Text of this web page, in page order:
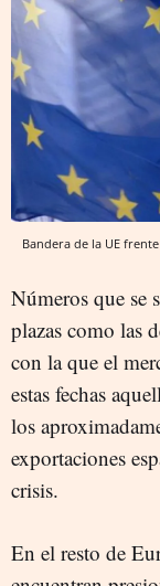
Bandera de la UE
Números que se
plazas como las
con la que el
estas fechas
los
exportaciones
crisis.
En el resto de